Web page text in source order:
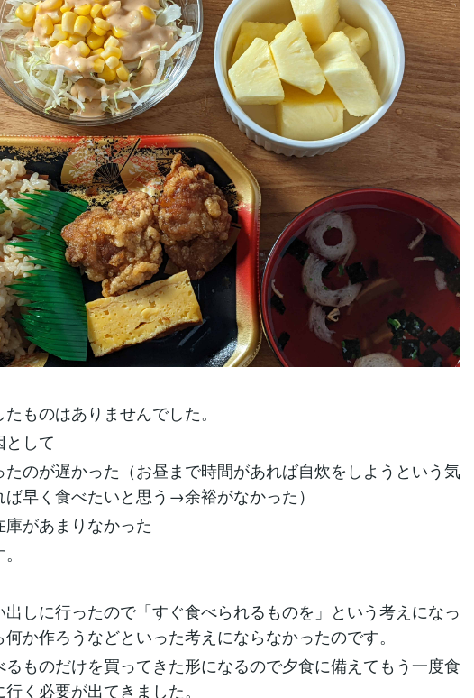
ものはありませんでした。
として
たのが遅かった（お昼まで時間があれば自炊をしようという気
早く食べたいと思う→余裕がなかった）
庫があまりなかった
出しに行ったので「すぐ食べられるものを」という考えになっ
か作ろうなどといった考えにならなかったのです。
ものだけを買ってきた形になるので夕食に備えてもう一度食
く必要が出てきました。